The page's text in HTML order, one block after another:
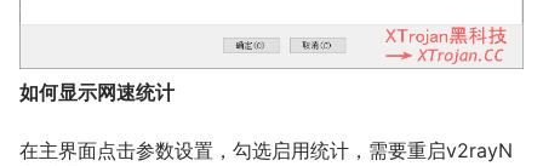
如何显示网速统计
在主界面点击参数设置，勾选启用统计，需要重启v2rayN